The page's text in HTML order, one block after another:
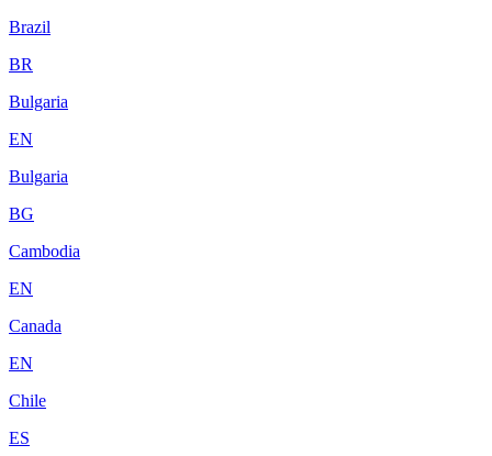
Brazil
BR
Bulgaria
EN
Bulgaria
BG
Cambodia
EN
Canada
EN
Chile
ES